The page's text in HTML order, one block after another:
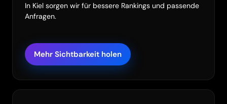
In Kiel sorgen wir für bessere Rankings und passende
Anfragen.
Mehr Sichtbarkeit holen